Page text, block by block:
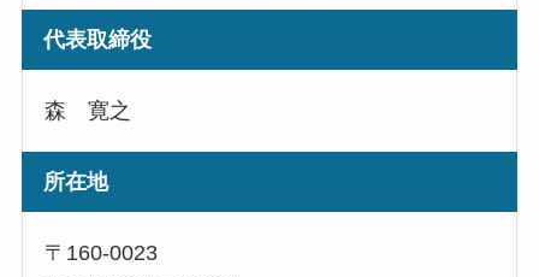
代表取締役
森 寛之
所在地
〒160-0023